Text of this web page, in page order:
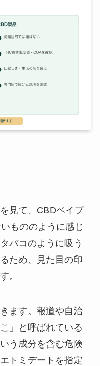
見て、CBDベイプ
もののように感じ
バコのように吸う
ため、見た目の印
。
ます。報道や自治
」と呼ばれている
う成分を含む危険
トミデートを指定